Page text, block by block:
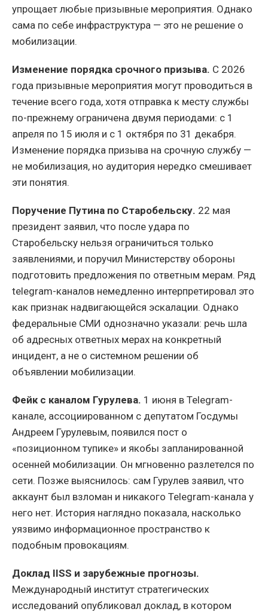
упрощает любые призывные мероприятия. Однако
сама по себе инфраструктура — это не решение о
мобилизации.
Изменение порядка срочного призыва. С 2026
года призывные мероприятия могут проводиться в
течение всего года, хотя отправка к месту службы
по-прежнему ограничена двумя периодами: с 1
апреля по 15 июля и с 1 октября по 31 декабря.
Изменение порядка призыва на срочную службу —
не мобилизация, но аудитория нередко смешивает
эти понятия.
Поручение Путина по Старобельску. 22 мая
президент заявил, что после удара по
Старобельску нельзя ограничиться только
заявлениями, и поручил Министерству обороны
подготовить предложения по ответным мерам. Ряд
telegram-каналов немедленно интерпретировал это
как признак надвигающейся эскалации. Однако
федеральные СМИ однозначно указали: речь шла
об адресных ответных мерах на конкретный
инцидент, а не о системном решении об
объявлении мобилизации.
Фейк с каналом Гурулева. 1 июня в Telegram-
канале, ассоциированном с депутатом Госдумы
Андреем Гурулевым, появился пост о
«позиционном тупике» и якобы запланированной
осенней мобилизации. Он мгновенно разлетелся по
сети. Позже выяснилось: сам Гурулев заявил, что
аккаунт был взломан и никакого Telegram-канала у
него нет. История наглядно показала, насколько
уязвимо информационное пространство к
подобным провокациям.
Доклад IISS и зарубежные прогнозы.
Международный институт стратегических
исследований опубликовал доклад, в котором